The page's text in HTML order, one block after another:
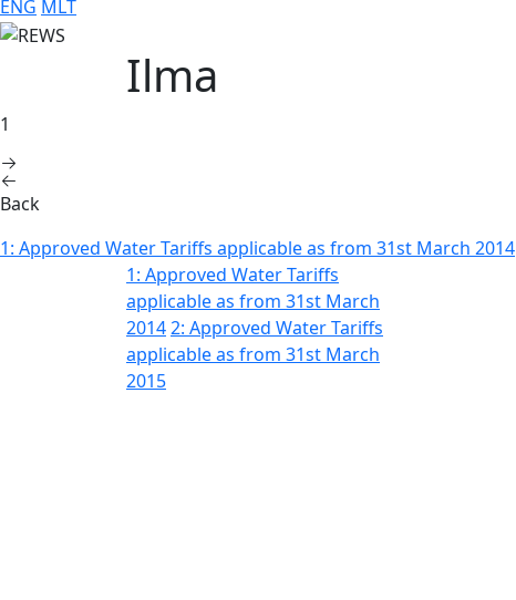
ENG MLT
Ilma
1
Back
1: Approved Water Tariffs applicable as from 31st March 2014
1: Approved Water Tariffs
applicable as from 31st March
20142: Approved Water Tariffs
applicable as from 31st March
2015